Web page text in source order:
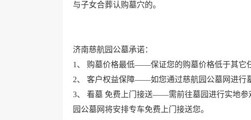
与子女合葬认购墓穴的。
济南慈航园公墓承诺：
1、 购墓价格最低——保证您的购墓价格低于其它
2、 客户权益保障——如您通过慈航园公墓网进行
3、 看墓 免费上门接送——需前往墓园进行实地参
园公墓网将安排专车免费上门接送您。